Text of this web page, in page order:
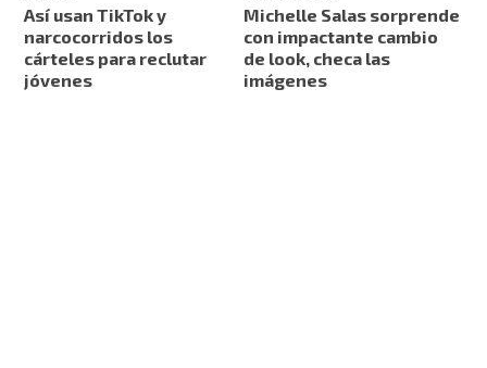
Así usan TikTok y
narcocorridos los
cárteles para reclutar
jóvenes
Michelle Salas sorprende
con impactante cambio
de look, checa las
imágenes